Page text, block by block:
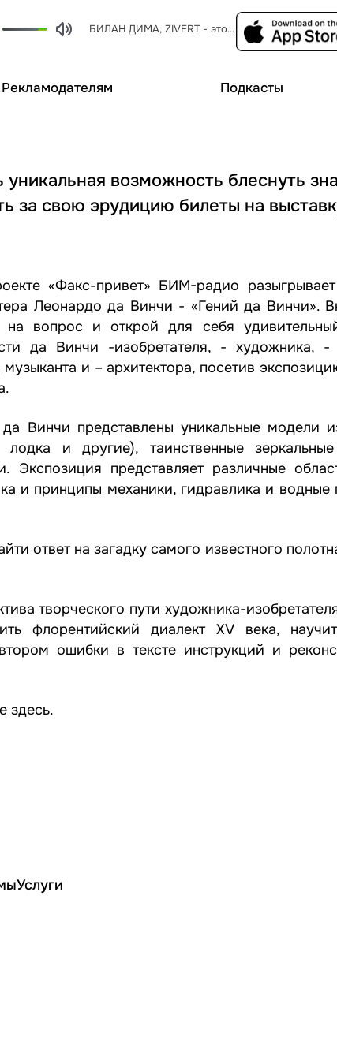
БИЛАН ДИМА, ZIVERT - это была любовь
Рекламодателям Подкасты
возможность блеснуть
за свою эрудицию билеты на
«Факс-привет» БИМ-радио
Леонардо да Винчи - «Гений да Винчи».
вопрос и открой для себя
да Винчи -изобретателя, - художника,
и – архитектора, посетив
Винчи представлены уникальные модели
и другие), таинственные
Экспозиция представляет различные
и принципы механики, гидравлика и водные
ответ на загадку самого известного
творческого пути художника-
флорентийский диалект XV века,
ошибки в тексте инструкций и
здесь.
Услуги